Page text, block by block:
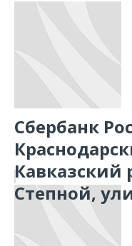
Сбербанк
Кавказский
Степной,